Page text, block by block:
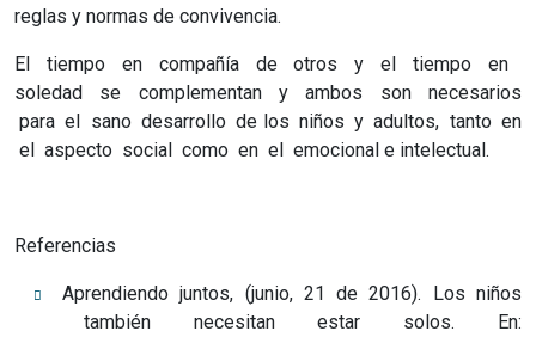
reglas y normas de convivencia.
El tiempo en compañía de otros y el tiempo en
soledad se complementan y ambos son necesarios
para el sano desarrollo de los niños y adultos, tanto en
el aspecto social como en el emocional e intelectual.
Referencias
Aprendiendo juntos, (junio, 21 de 2016). Los niños
también necesitan estar solos. En: